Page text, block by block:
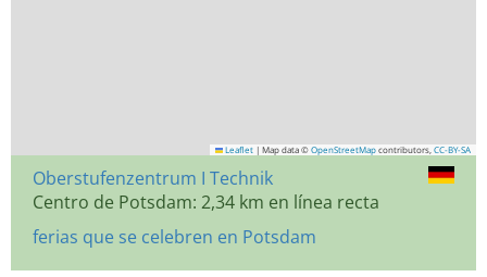
Leaflet | Map data © OpenStreetMap contributors, CC-BY-SA
Oberstufenzentrum I Technik
Centro de Potsdam: 2,34 km en línea recta
ferias que se celebren en Potsdam